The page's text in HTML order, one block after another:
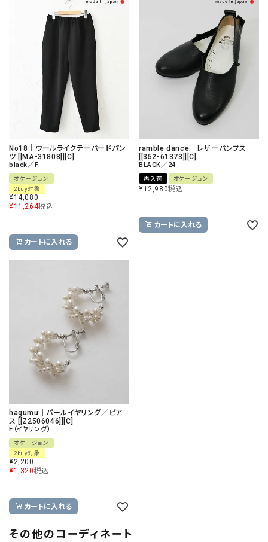
No18｜ウールライクテーパードパン
ツ [[MA-31808]][C]
black／F
オケージョン
2buy対象
¥14,080
¥11,264税込
カートに入れる
ramble dance｜レザーパンプス
[[352-61373]][C]
BLACK／24
再入荷 オケージョン
¥12,980税込
カートに入れる
hagumu｜パールイヤリング／ピア
ス [[Z2506046]][C]
E（イヤリング）
オケージョン
2buy対象
¥2,200
¥1,320税込
カートに入れる
その他のコーディネート